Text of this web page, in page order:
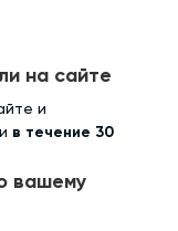
на сайте
и
в течение 30
вашему